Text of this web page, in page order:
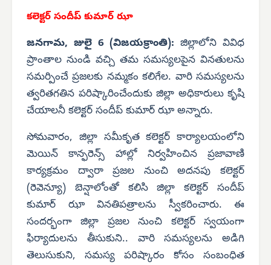
కలెక్టర్ సందీప్ కుమార్ ఝా
జనగామ, జులై 6 (విజయక్రాంతి):జిల్లాలోని వివిధ
ప్రాంతాల నుండి వచ్చి తమ సమస్యలపైన వినతులను
సమర్పించే ప్రజలకు నమ్మకం కలిగేల. వారి సమస్యలను
త్వరితగతిన పరిష్కారించేందుకు జిల్లా అధికారులు కృషి
చేయాలనీ కలెక్టర్ సందీప్ కుమార్ ఝా అన్నారు.
సోమవారం, జిల్లా సమీకృత కలెక్టర్ కార్యాలయంలోని
మెయిన్ కాన్ఫరెన్స్ హాల్లో నిర్వహించిన ప్రజావాణి
కార్యక్రమం ద్వారా ప్రజల నుంచి అదనపు కలెక్టర్
(రెవెన్యూ) బెన్షాలోంతో కలిసి జిల్లా కలెక్టర్ సందీప్
కుమార్ ఝా వినతిపత్రాలను స్వీకరించారు. ఈ
సందర్భంగా జిల్లా ప్రజల నుంచి కలెక్టర్ స్వయంగా
ఫిర్యాదులను తీసుకుని.. వారి సమస్యలను అడిగి
తెలుసుకుని, సమస్య పరిష్కారం కోసం సంబంధిత